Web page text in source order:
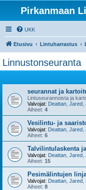
Pirkanmaan
UKK
Etusivu Lintuharrastus
Linnustonseuranta
seurannat ja
Lintuseurannoista ja
Valvojat: Deattan Jared
Aiheet: 4
Vesilintu- ja
Valvojat: Deattan Jared
Aiheet: 6
Talvilintulaskenta
Valvojat: Deattan Jared
Aiheet: 15
Pesimälintujen
Valvojat: Deattan Jared
Aiheet: 8